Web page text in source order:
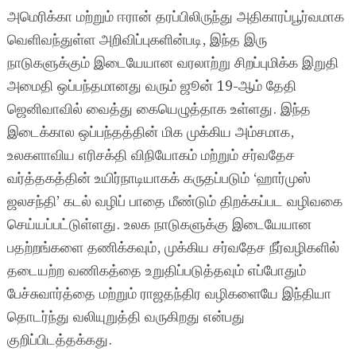
அமெரிக்கா மற்றும் ஈரான் தரப்பிலிருந்து அதிகாரப்பூர்வமாக
வெளிவந்துள்ள அறிவிப்புகளின்படி, இந்த இரு
நாடுகளுக்கும் இடையேயான வரலாற்று சிறப்புமிக்க இறுதி
அமைதி ஒப்பந்தமானது வரும் ஜூன் 19-ஆம் தேதி
ஜெனிவாவில் வைத்து கையெழுத்தாக உள்ளது. இந்த
இடைக்கால ஒப்பந்தத்தின் மிக முக்கிய அம்சமாக,
உலகளாவிய எரிசக்தி விநியோகம் மற்றும் சர்வதேச
வர்த்தகத்தின் உயிர்நாடியாகக் கருதப்படும் ‘ஹார்முஸ்
ஜலசந்தி’ கடல் வழிப் பாதை மீண்டும் திறக்கப்பட வழிவகை
செய்யப்பட்டுள்ளது. உலக நாடுகளுக்கு இடையேயான
பதற்றங்களை தணிக்கவும், முக்கிய சர்வதேச நீர்வழிகளில்
தடையற்ற வணிகத்தை உறுதிப்படுத்தவும் எப்போதும்
பேச்சுவார்த்தை மற்றும் ராஜதந்திர வழிகளையே இந்தியா
தொடர்ந்து வலியுறுத்தி வருகிறது என்பது
குறிப்பிடத்தக்கது.